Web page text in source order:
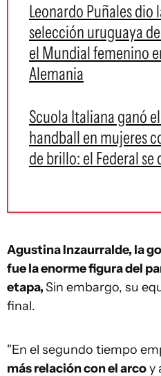
Leonardo Puñales dio
selección uruguaya
el Mundial femenino
Alemania
Scuola Italiana ganó
handball en mujeres
de brillo: el Federal se
Agustina Inzaurralde, la
fue la enorme figura del
etapa,Sin embargo, su
final.
"En el segundo tiempo
más relación con el arcoy